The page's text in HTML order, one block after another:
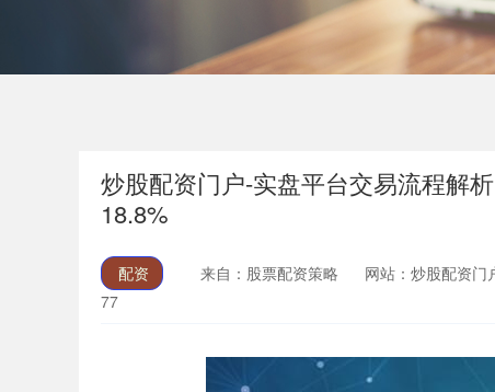
炒股配资门户-实盘平台交易流程解
18.8%
配资 来自：股票配资策略 网站：炒股配资门
77